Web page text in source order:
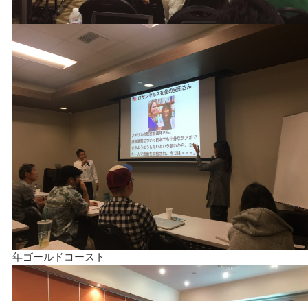
年ゴールドコースト